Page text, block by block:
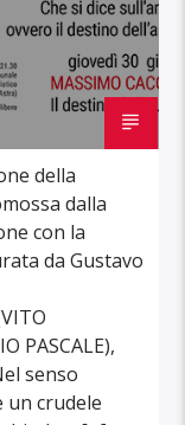
della
dalla
con la
da Gustavo
PASCALE),
senso
un crudele